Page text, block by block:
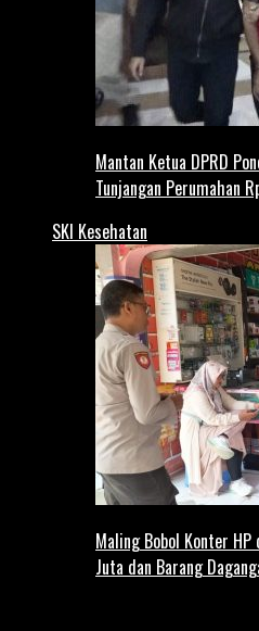
Mantan Ketua DPRD
Tunjangan Perumahan
SKI Kesehatan
Maling Bobol Konter
Juta dan Barang